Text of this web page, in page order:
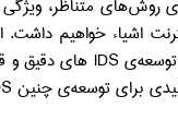
روش‌های متناظر،
اشیاء خواهیم داشت.
توسعه‌ی IDS های دقیق و
برای توسعه‌ی چنین